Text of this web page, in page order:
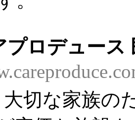
プロデュース
切な家族の